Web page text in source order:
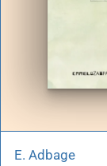
E. Adbage